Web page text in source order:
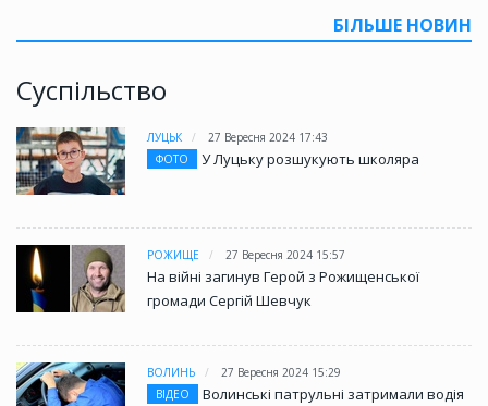
БІЛЬШЕ НОВИН
Суспільство
ЛУЦЬК
27 Вересня 2024 17:43
ФОТО
У Луцьку розшукують школяра
РОЖИЩЕ 27 Вересня 2024 15:57
На війні загинув Герой з Рожищенської
громади Сергій Шевчук
ВОЛИНЬ
27 Вересня 2024 15:29
ВІДЕО
Волинські патрульні затримали водія